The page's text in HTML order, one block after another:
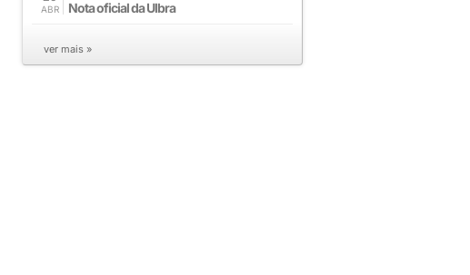
ABR Nota oficial da Ulbra
ver mais »